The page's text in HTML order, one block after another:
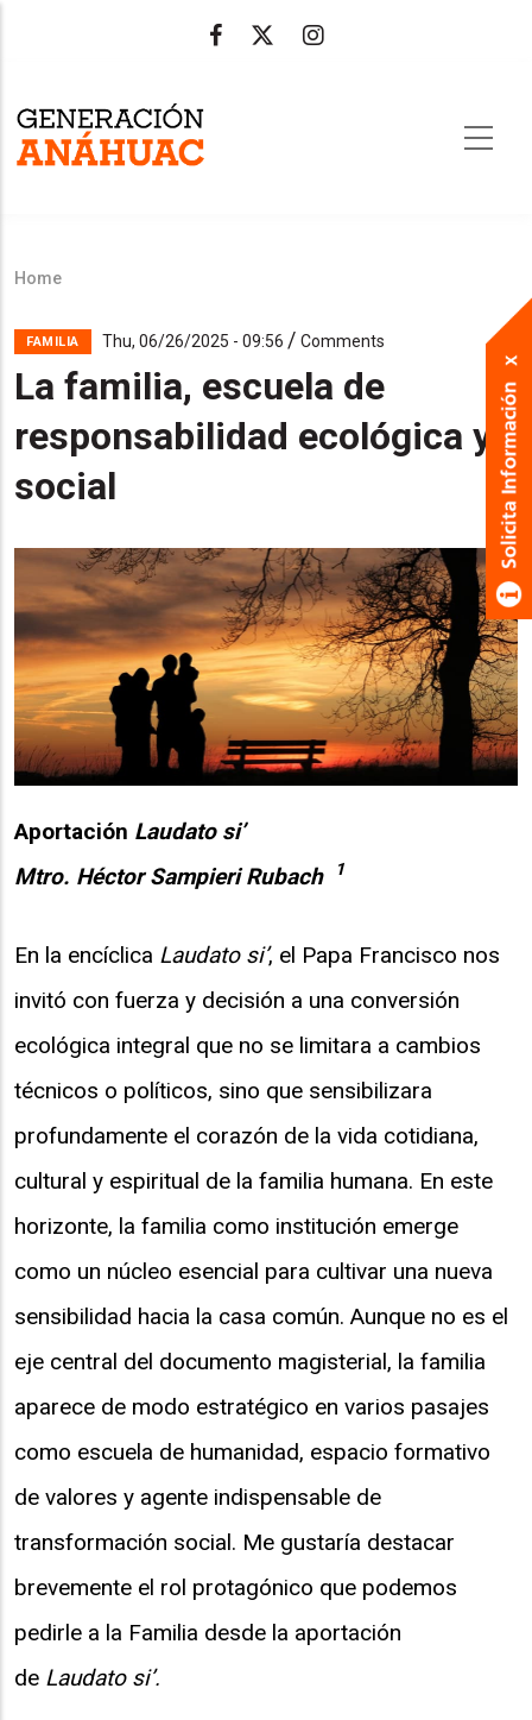
main
content
Breadcrumb
Home
FAMILIA Thu, 06/26/2025 - 09:56 / Comments
La familia, escuela de
responsabilidad ecológica y
social
Aportación Laudato si’
Mtro. Héctor Sampieri Rubach
1
En la encíclica Laudato si’, el Papa Francisco nos
invitó con fuerza y decisión a una conversión
ecológica integral que no se limitara a cambios
técnicos o políticos, sino que sensibilizara
profundamente el corazón de la vida cotidiana,
cultural y espiritual de la familia humana. En este
horizonte, la familia como institución emerge
como un núcleo esencial para cultivar una nueva
sensibilidad hacia la casa común. Aunque no es el
eje central del documento magisterial, la familia
aparece de modo estratégico en varios pasajes
como escuela de humanidad, espacio formativo
de valores y agente indispensable de
transformación social. Me gustaría destacar
brevemente el rol protagónico que podemos
pedirle a la Familia desde la aportación
de Laudato si’.